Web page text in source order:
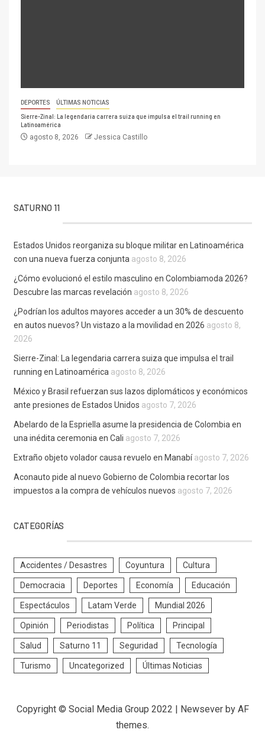
DEPORTES ÚLTIMAS NOTICIAS
Sierre-Zinal: La legendaria carrera suiza que impulsa el trail running en
Latinoamérica
agosto 8, 2026 Jessica Castillo
SATURNO 11
Estados Unidos reorganiza su bloque militar en Latinoamérica
con una nueva fuerza conjunta agosto 8, 2026
¿Cómo evolucionó el estilo masculino en Colombiamoda 2026?
Descubre las marcas revelación agosto 8, 2026
¿Podrían los adultos mayores acceder a un 30% de descuento
en autos nuevos? Un vistazo a la movilidad en 2026 agosto 8,
2026
Sierre-Zinal: La legendaria carrera suiza que impulsa el trail
running en Latinoamérica agosto 8, 2026
México y Brasil refuerzan sus lazos diplomáticos y económicos
ante presiones de Estados Unidos agosto 7, 2026
Abelardo de la Espriella asume la presidencia de Colombia en
una inédita ceremonia en Cali agosto 7, 2026
Extraño objeto volador causa revuelo en Manabí agosto 7, 2026
Aconauto pide al nuevo Gobierno de Colombia recortar los
impuestos a la compra de vehículos nuevos agosto 7, 2026
CATEGORÍAS
Accidentes / Desastres Coyuntura Cultura
Democracia Deportes Economía Educación
Espectáculos Latam Verde Mundial 2026
Opinión Periodistas Política Principal
Salud Saturno 11 Seguridad Tecnología
Turismo Uncategorized Últimas Noticias
Copyright © Social Media Group 2022 | Newseverby AF
themes.